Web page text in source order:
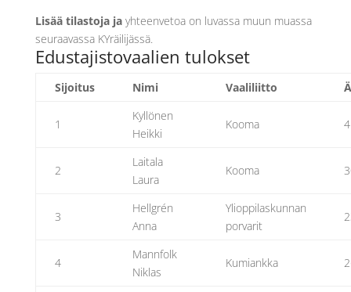
Lisää tilastoja jayhteenvetoa on luvassa muun muassa
seuraavassa KYräilijässä.
Edustajistovaalien tulokset
Sijoitus Nimi Vaaliliitto
1
Kyllönen
Heikki
Kooma
2
Laitala
Laura
Kooma
3
Hellgrén
Anna
Ylioppilaskunnan
porvarit
4
Mannfolk
Niklas
Kumiankka